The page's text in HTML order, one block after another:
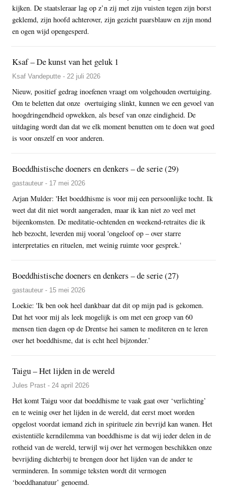
kijken. De staatsleraar lag op z’n zij met zijn vuisten tegen zijn borst
geklemd, zijn hoofd achterover, zijn gezicht paarsblauw en zijn mond
en ogen wijd opengesperd.
Ksaf – De kunst van het geluk 1
Ksaf Vandeputte - 22 juli 2026
Nieuw, positief gedrag inoefenen vraagt om volgehouden overtuiging.
Om te beletten dat onze overtuiging slinkt, kunnen we een gevoel van
hoogdringendheid opwekken, als besef van onze eindigheid. De
uitdaging wordt dan dat we elk moment benutten om te doen wat goed
is voor onszelf en voor anderen.
Boeddhistische doeners en denkers – de serie (29)
gastauteur - 17 mei 2026
Arjan Mulder: 'Het boeddhisme is voor mij een persoonlijke tocht. Ik
weet dat dit niet wordt aangeraden, maar ik kan niet zo veel met
bijeenkomsten. De meditatie-ochtenden en weekend-retraites die ik
heb bezocht, leverden mij vooral 'ongeloof op – over starre
interpretaties en rituelen, met weinig ruimte voor gesprek.'
Boeddhistische doeners en denkers – de serie (27)
gastauteur - 15 mei 2026
Loekie: 'Ik ben ook heel dankbaar dat dit op mijn pad is gekomen.
Dat het voor mij als leek mogelijk is om met een groep van 60
mensen tien dagen op de Drentse hei samen te mediteren en te leren
over het boeddhisme, dat is echt heel bijzonder.’
Taigu – Het lijden in de wereld
Jules Prast - 24 april 2026
Het komt Taigu voor dat boeddhisme te vaak gaat over ‘verlichting’
en te weinig over het lijden in de wereld, dat eerst moet worden
opgelost voordat iemand zich in spirituele zin bevrijd kan wanen. Het
existentiële kerndilemma van boeddhisme is dat wij ieder delen in de
rotheid van de wereld, terwijl wij over het vermogen beschikken onze
bevrijding dichterbij te brengen door het lijden van de ander te
verminderen. In sommige teksten wordt dit vermogen
‘boeddhanatuur’ genoemd.